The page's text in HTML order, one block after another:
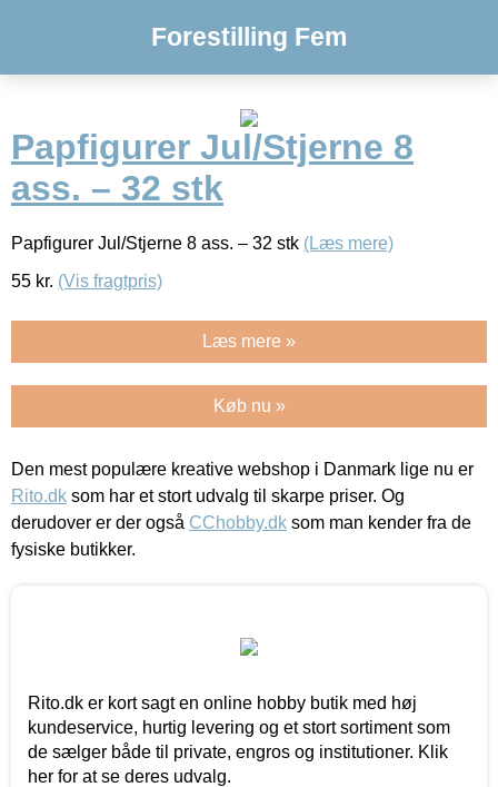
Forestilling Fem
Papfigurer Jul/Stjerne 8
ass. – 32 stk
Papfigurer Jul/Stjerne 8 ass. – 32 stk (Læs mere)
55 kr. (Vis fragtpris)
Læs mere »
Køb nu »
Den mest populære kreative webshop i Danmark lige nu er
Rito.dk som har et stort udvalg til skarpe priser. Og
derudover er der også CChobby.dk som man kender fra de
fysiske butikker.
Rito.dk er kort sagt en online hobby butik med høj
kundeservice, hurtig levering og et stort sortiment som
de sælger både til private, engros og institutioner. Klik
her for at se deres udvalg.